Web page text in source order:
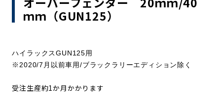
ｍｍ（GUN125）
ハイラックスGUN125用
※2020/7月以前車用/ブラックラリーエディション除く
受注生産約1か月かかります